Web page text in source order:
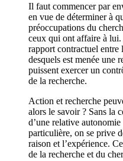
Il faut commencer par
en vue de déterminer à
préoccupations du
ceux qui ont affaire à lui.
rapport contractuel entre
desquels est menée une
puissent exercer un
de la recherche.
Action et recherche
alors le savoir ? Sans la
d’une relative
particulière, on se prive
raison et l’expérience.
de la recherche et du